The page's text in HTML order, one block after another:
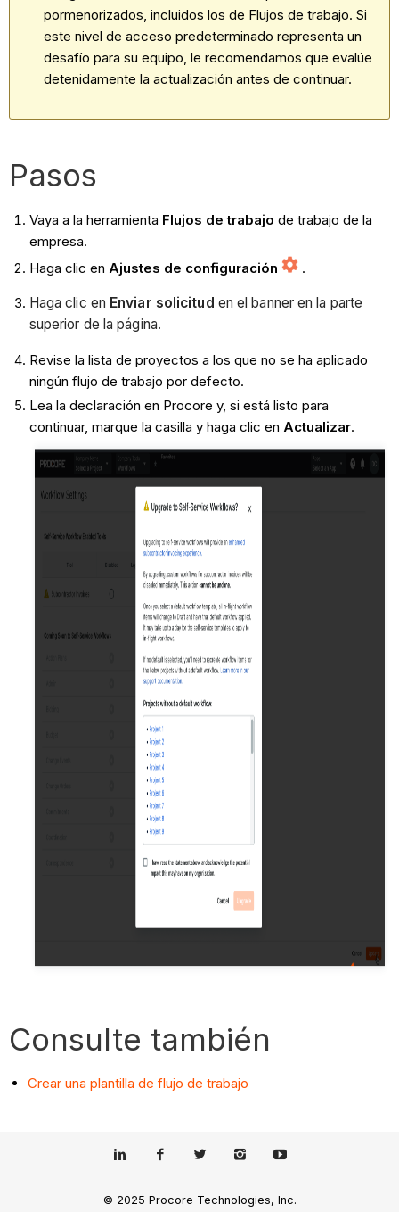
pormenorizados, incluidos los de Flujos de trabajo. Si
este nivel de acceso predeterminado representa un
desafío para su equipo, le recomendamos que evalúe
detenidamente la actualización antes de continuar.
Pasos
Vaya a la herramienta Flujos de trabajo de trabajo de la
empresa.
Haga clic en Ajustes de configuración .
Haga clic en Enviar solicitud en el banner en la parte
superior de la página.
Revise la lista de proyectos a los que no se ha aplicado
ningún flujo de trabajo por defecto.
Lea la declaración en Procore y, si está listo para
continuar, marque la casilla y haga clic en Actualizar.
Consulte también
Crear una plantilla de flujo de trabajo
© 2025 Procore Technologies, Inc.